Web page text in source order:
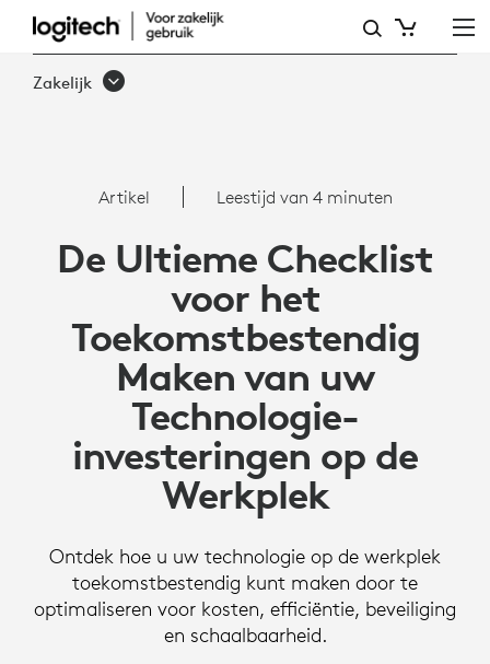
DE
ULTIEME
TOEKOMSTBESTENDIG
MAKEN
VAN
TECHNOLOGIE-
INVESTERINGEN
WERKPLEK
Zakelijk
Artikel Leestijd van 4 minuten
De Ultieme Checklist
voor het
Toekomstbestendig
Maken van uw
Technologie-
investeringen op de
Werkplek
Ontdek hoe u uw technologie op de werkplek
toekomstbestendig kunt maken door te
optimaliseren voor kosten, efficiëntie, beveiliging
en schaalbaarheid.